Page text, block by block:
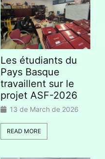
Les étudiants du
Pays Basque
travaillent sur le
projet ASF-2026
13 de March de 2026
READ MORE